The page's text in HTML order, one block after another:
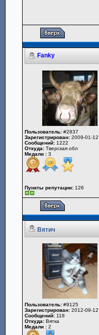
Fanky
Пользователь: #2837
Зарегистрирован: 2009-01-12
Сообщений: 1222
Откуда: Тверская обл
Медали : 3
Пункты репутации: 126
Вятич
Пользователь: #9125
Зарегистрирован: 2012-09-12
Сообщений: 118
Откуда: Вятка
Медали : 2